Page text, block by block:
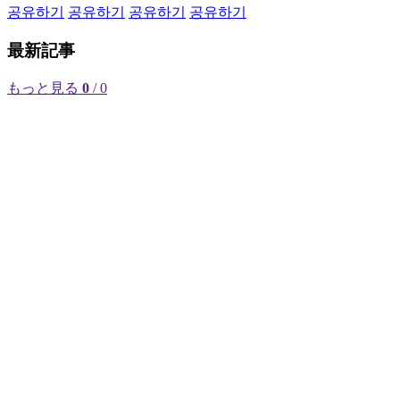
공유하기
공유하기 공유하기 공유하기
最新記事
もっと見る 0 / 0